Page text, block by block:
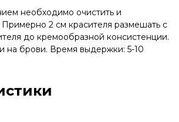
необходимо очистить и
2 см красителя размешать с
до кремообразной консистенции.
на брови. Время выдержки: 5-10